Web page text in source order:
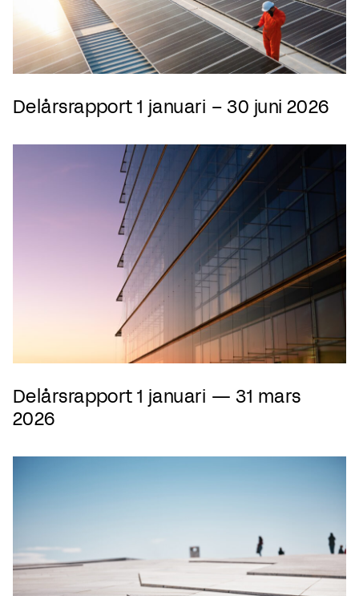
Delårsrapport 1 januari – 30 juni 2026
Delårsrapport 1 januari — 31 mars
2026